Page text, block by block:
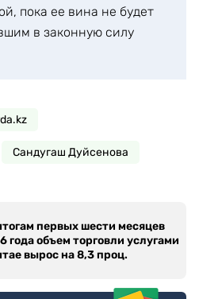
пока ее вина не будет
в законную силу
Сандугаш Дуйсенова
первых шести месяцев
года объем торговли услугами
вырос на 8,3 проц.